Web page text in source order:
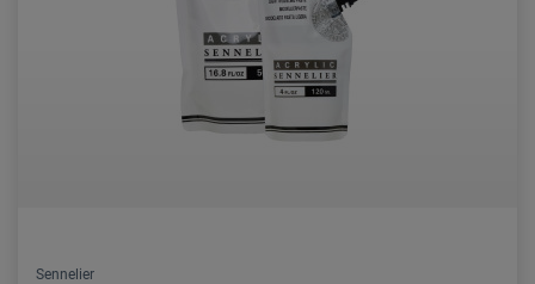
Sennelier